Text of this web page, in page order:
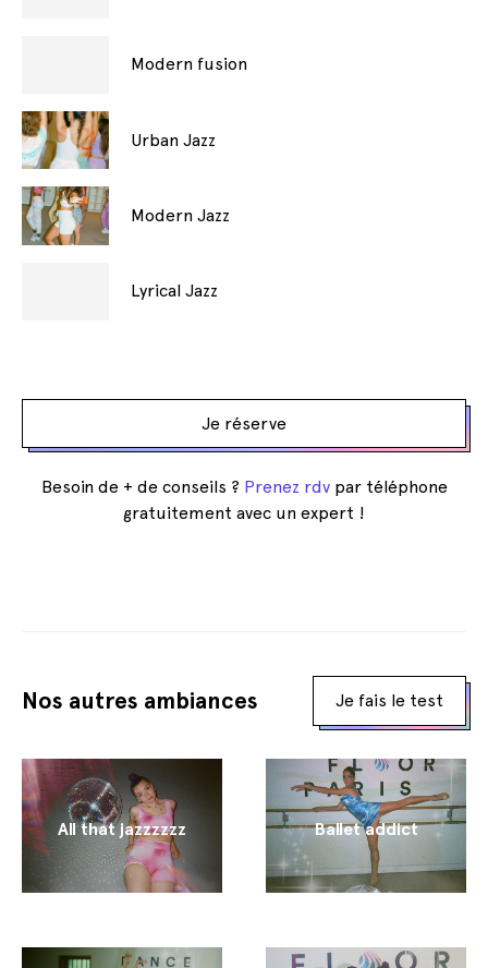
Modern fusion
Urban Jazz
Modern Jazz
Lyrical Jazz
Je réserve
Besoin de + de conseils ? Prenez rdvpar téléphone
gratuitement avec un expert !
Nos autres ambiances Je fais le test
All that jazzzzzz Ballet addict